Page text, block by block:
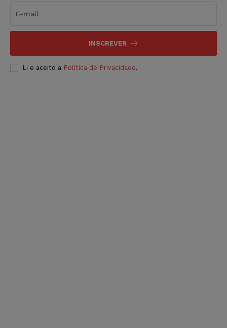
INSCREVER
Li e aceito a Política de Privacidade.